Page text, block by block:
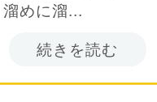
めに溜...
続きを読む